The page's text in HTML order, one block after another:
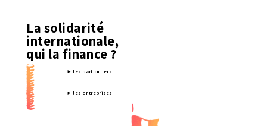
La solidarité
internationale,
qui la finance ?
► les particuliers
► les entreprises